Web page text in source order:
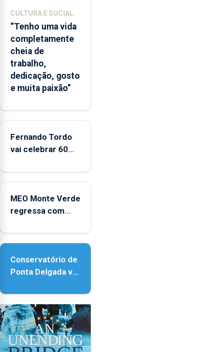
ilha
das
Flores
apresenta
um
“decréscimo
significativo”
CPUE
2022
e
CULTURA E SOCIAL
“Tenho uma vida
completamente
cheia de
trabalho,
dedicação, gosto
e muita paixão”
Fernando Tordo
vai celebrar 60
no Coliseu
MEO Monte Verde
regressa com
acessibilidade
Conservatório de
Ponta Delgada vai
instrumentos